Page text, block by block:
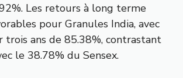
Les retours à long terme
pour Granules India, avec
trois ans de 85.38%, contrastant
le 38.78% du Sensex.